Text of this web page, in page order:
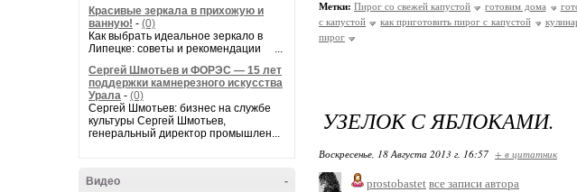
Красивые зеркала в прихожую и
ванную! - (0)
Как выбрать идеальное зеркало в
Липецке: советы и рекомендации ...
Сергей Шмотьев и ФОРЭС — 15 лет
поддержки камнерезного искусства
Урала - (0)
Сергей Шмотьев: бизнес на службе
культуры Сергей Шмотьев,
генеральный директор промышлен...
-
Видео
Метки: Пирог со свежей капустой готовим дома
с капустой
как приготовить пирог с капустой
пирог
УЗЕЛОК С ЯБЛОКАМИ.
Воскресенье, 18 Августа 2013 г. 16:57 + в цитатник
prostobastet все записи автора